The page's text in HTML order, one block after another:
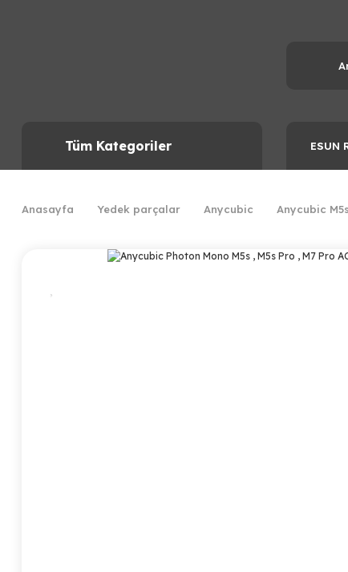
Tüm Kategoriler ESUN
Anasayfa Yedek parçalar Anycubic Anycubic M5s